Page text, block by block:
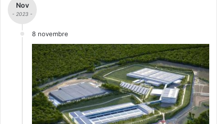
Nov
- 2023 -
8 novembre